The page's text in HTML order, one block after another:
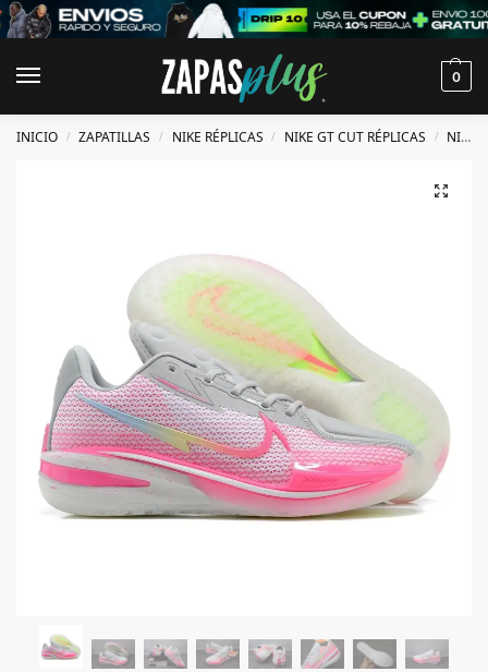
0
INICIO / ZAPATILLAS / NIKE RÉPLICAS / NIKE GT CUT RÉPLICAS / NIKE GT CUT 1 RÉPLICAS